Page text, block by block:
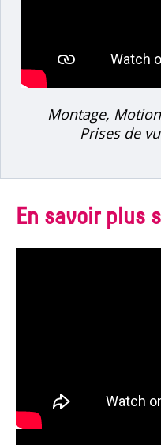
Montage,
Prises de
En savoir plus